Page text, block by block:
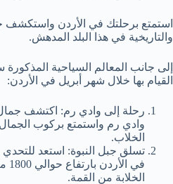
استمتع برحلتك في الأردن واستكشف
والتاريخية في هذا البلد المدهش.
إلى جانب المعالم السياحية
القيام بها خلال شهر أبريل في الأردن:
رحلة إلى وادي رم: اكتشف
وادي رم واستمتع بركوب
الخلاب.
تسلق جبل النبوة: استعد
الخلابة من القمة.